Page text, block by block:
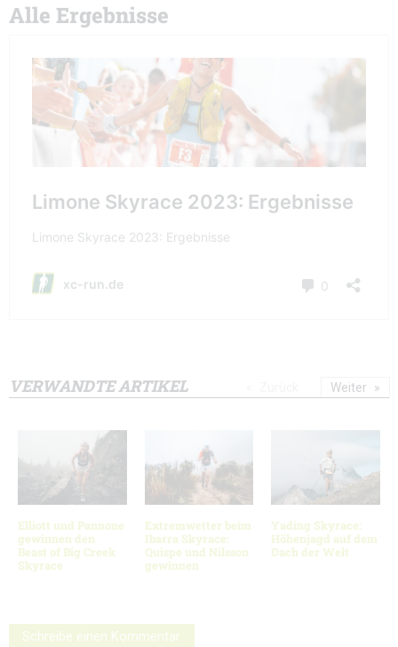
Alle Ergebnisse
VERWANDTE ARTIKEL
Elliott und Pannone
gewinnen den
Beast of Big Creek
Skyrace
Extremwetter beim
Ibarra Skyrace:
Quispe und Nilsson
gewinnen
Yading Skyrace:
Höhenjagd auf dem
Dach der Welt
Weiter
Schreibe einen Kommentar